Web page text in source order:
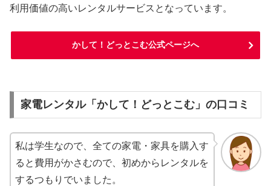
利用価値の高いレンタルサービスとなっています。
かして！どっとこむ公式ページへ
家電レンタル「かして！どっとこむ」の口コミ
私は学生なので、全ての家電・家具を購入す
ると費用がかさむので、初めからレンタルを
するつもりでいました。